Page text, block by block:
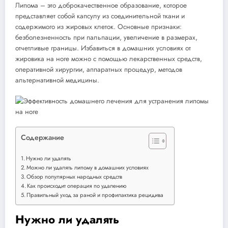
Липома – это доброкачественное образование, которое
представляет собой капсулу из соединительной ткани и
содержимого из жировых клеток. Основные признаки:
безболезненность при пальпации, увеличение в размерах,
отчетливые границы. Избавиться в домашних условиях от
жировика на ноге можно с помощью лекарственных средств,
оперативной хирургии, аппаратных процедур, методов
альтернативной медицины.
Содержание
Нужно ли удалять
Можно ли удалять липому в домашних условиях
Обзор популярных народных средств
Как происходит операция по удалению
Правильный уход за раной и профилактика рецидива
Нужно ли удалять